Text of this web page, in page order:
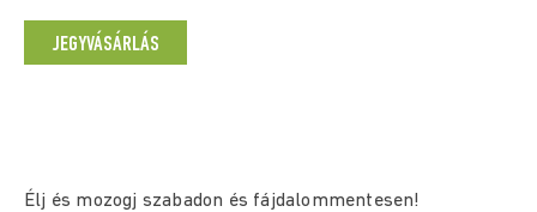
JEGYVÁSÁRLÁS
Élj és mozogj szabadon és fájdalommentesen!